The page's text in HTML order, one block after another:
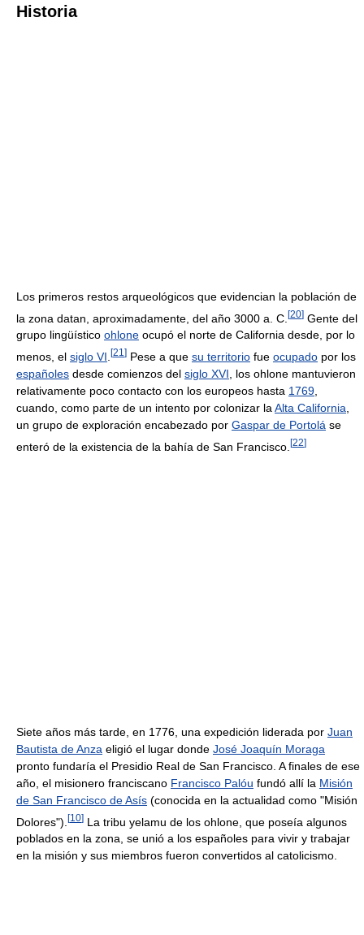
Historia
Los primeros restos arqueológicos que evidencian la población de
la zona datan, aproximadamente, del año 3000 a. C. [20] Gente del
grupo lingüístico ohlone ocupó el norte de California desde, por lo
menos, el siglo VI [21 ] Pese a que su territorio fue ocupado por los
españoles desde comienzos del siglo XVI , los ohlone mantuvieron
relativamente poco contacto con los europeos hasta 1769
cuando, como parte de un intento por colonizar la Alta California
un grupo de exploración encabezado por Gaspar de Portolá se
enteró de la existencia de la bahía de San Francisco. [22]
Siete años más tarde, en 1776, una expedición liderada por Juan
Bautista de Anza eligió el lugar donde José Joaquín Moraga
pronto fundaría el Presidio Real de San Francisco. A finales de ese
año, el misionero franciscano Francisco Palóu fundó allí la Misión
de San Francisco de Asís (conocida en la actualidad como "Misión
Dolores"). [10] La tribu yelamu de los ohlone, que poseía algunos
poblados en la zona, se unió a los españoles para vivir y trabajar
en la misión y sus miembros fueron convertidos al catolicismo.